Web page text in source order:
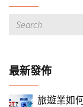
最新發佈
旅遊業如